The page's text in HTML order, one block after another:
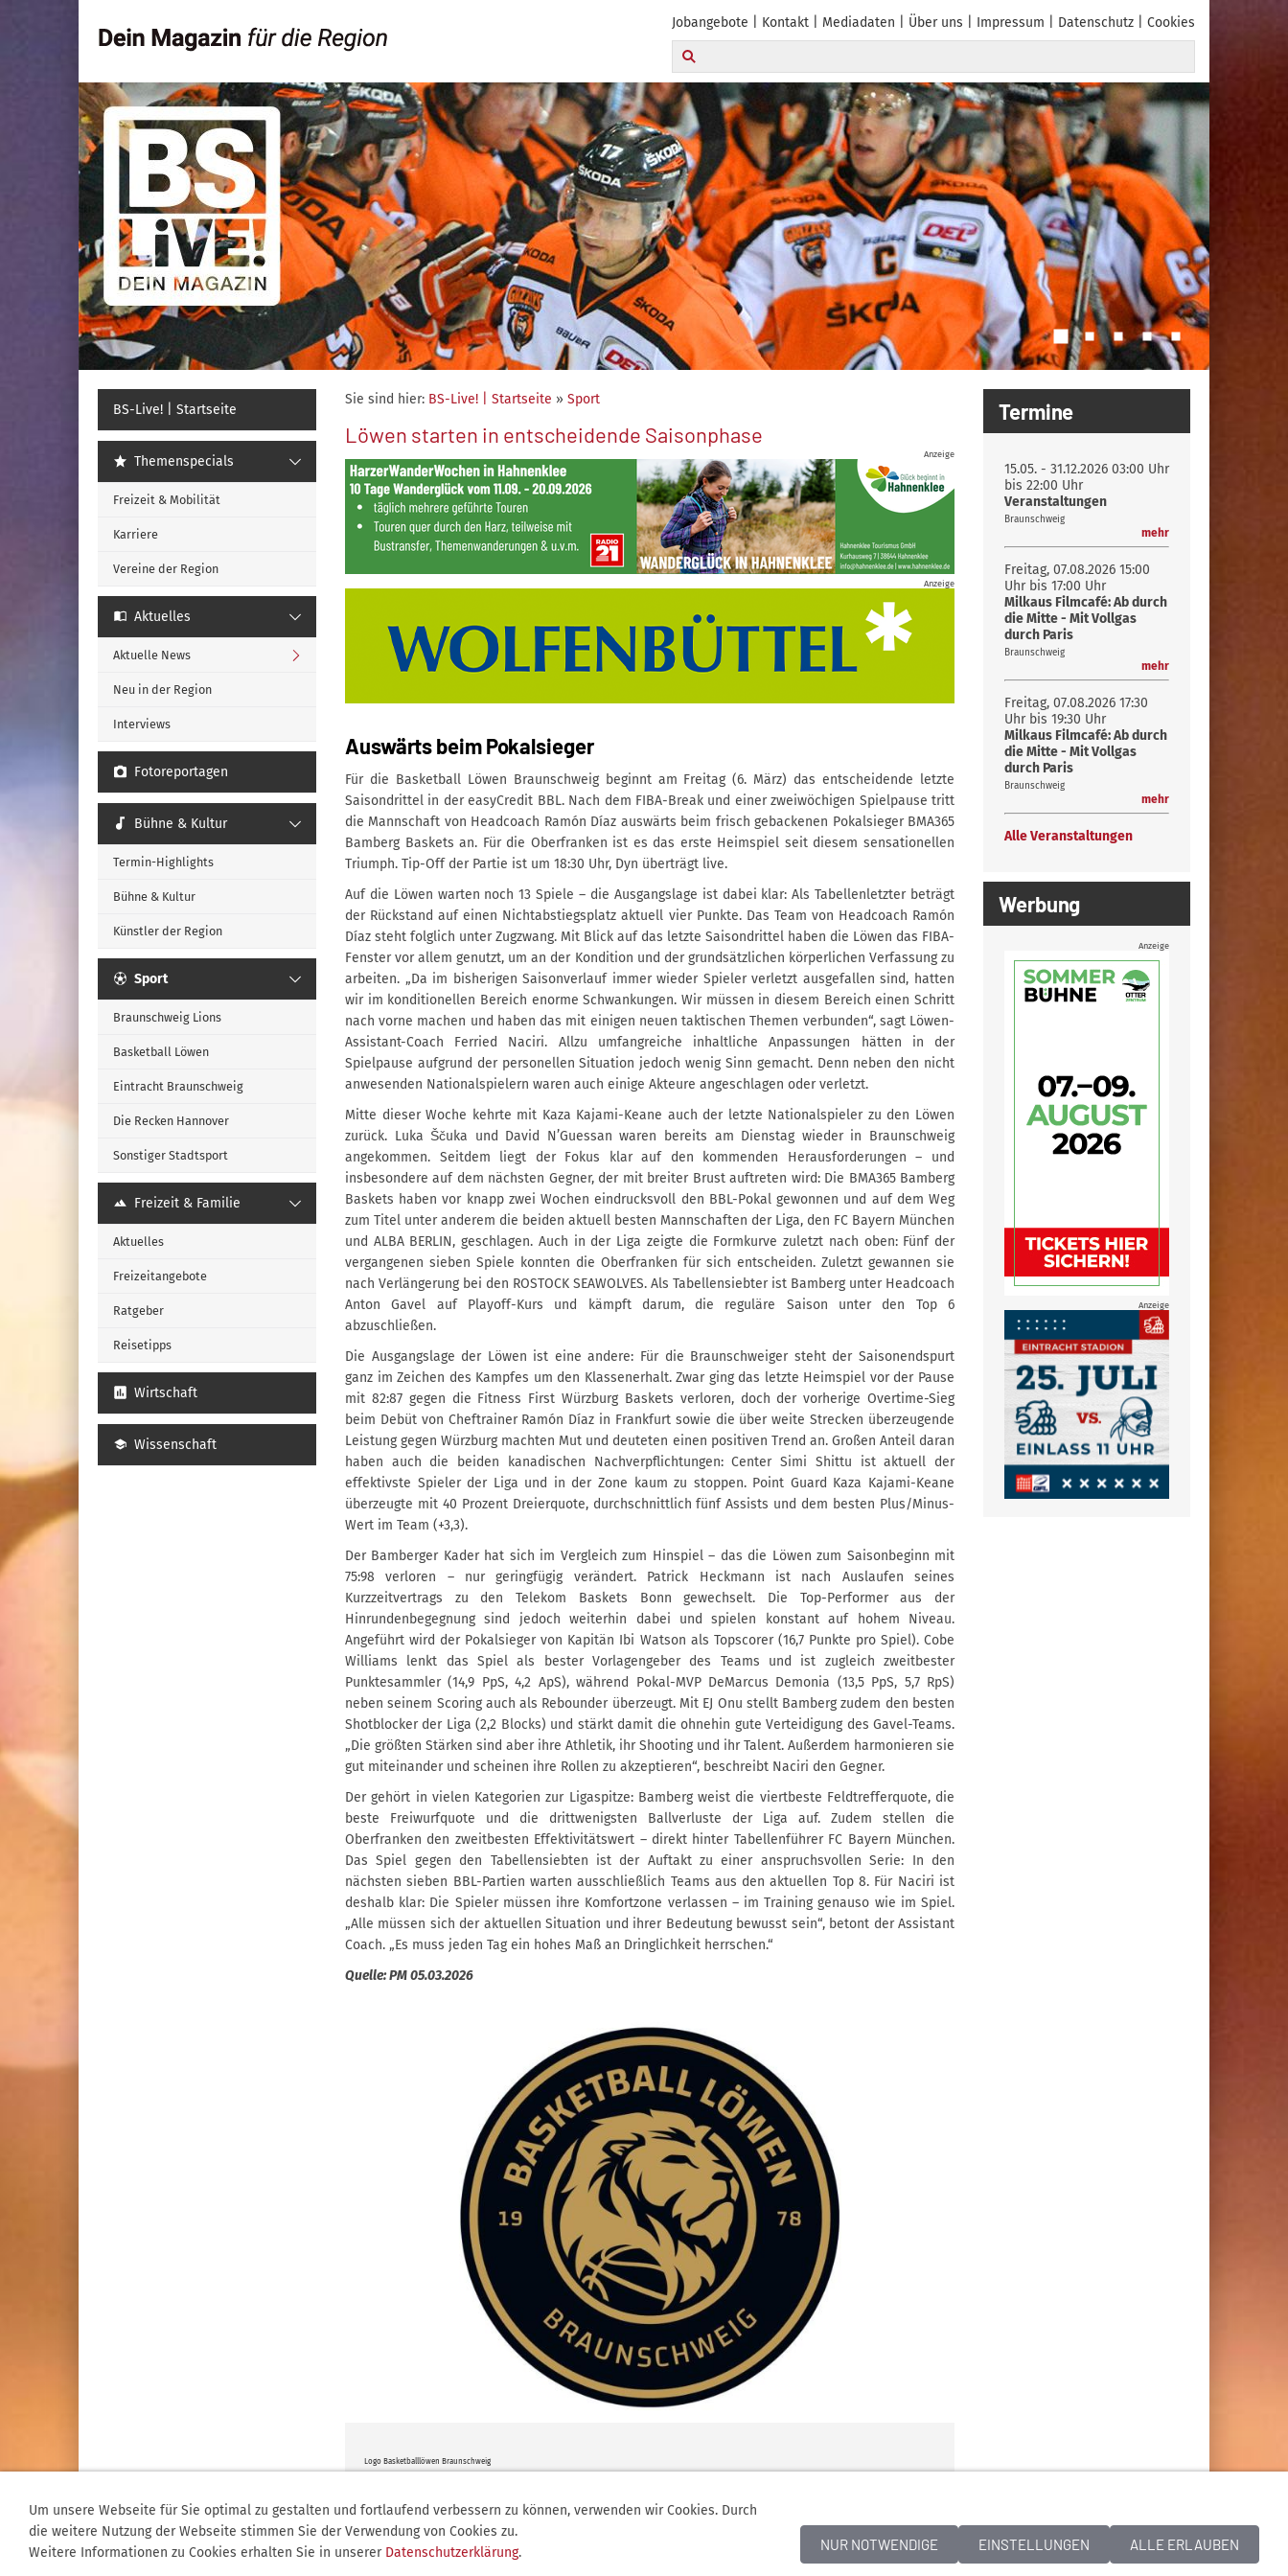
Jobangebote Kontakt Mediadaten Über uns Impressum Datenschutz Cookies
BS-Live! | Startseite
Themenspecials
Freizeit & Mobilität
Karriere
Vereine der Region
Aktuelles
Aktuelle News
Neu in der Region
Interviews
Fotoreportagen
Bühne & Kultur
Termin-Highlights
Bühne & Kultur
Künstler der Region
Sport
Braunschweig Lions
Basketball Löwen
Eintracht Braunschweig
Die Recken Hannover
Sonstiger Stadtsport
Freizeit & Familie
Aktuelles
Freizeitangebote
Ratgeber
Reisetipps
Wirtschaft
Wissenschaft
Sie sind hier: BS-Live! | Startseite » Sport
Löwen starten in entscheidende Saisonphase
Anzeige
Anzeige
Auswärts beim Pokalsieger
Für die Basketball Löwen Braunschweig beginnt am Freitag (6. März) das entscheidende letzte
Saisondrittel in der easyCredit BBL. Nach dem FIBA-Break und einer zweiwöchigen Spielpause tritt
die Mannschaft von Headcoach Ramón Díaz auswärts beim frisch gebackenen Pokalsieger BMA365
Bamberg Baskets an. Für die Oberfranken ist es das erste Heimspiel seit diesem sensationellen
Triumph. Tip-Off der Partie ist um 18:30 Uhr, Dyn überträgt live.
Auf die Löwen warten noch 13 Spiele – die Ausgangslage ist dabei klar: Als Tabellenletzter beträgt
der Rückstand auf einen Nichtabstiegsplatz aktuell vier Punkte. Das Team von Headcoach Ramón
Díaz steht folglich unter Zugzwang. Mit Blick auf das letzte Saisondrittel haben die Löwen das FIBA-
Fenster vor allem genutzt, um an der Kondition und der grundsätzlichen körperlichen Verfassung zu
arbeiten. „Da im bisherigen Saisonverlauf immer wieder Spieler verletzt ausgefallen sind, hatten
wir im konditionellen Bereich enorme Schwankungen. Wir müssen in diesem Bereich einen Schritt
nach vorne machen und haben das mit einigen neuen taktischen Themen verbunden“, sagt Löwen-
Assistant-Coach Ferried Naciri. Allzu umfangreiche inhaltliche Anpassungen hätten in der
Spielpause aufgrund der personellen Situation jedoch wenig Sinn gemacht. Denn neben den nicht
anwesenden Nationalspielern waren auch einige Akteure angeschlagen oder verletzt.
Mitte dieser Woche kehrte mit Kaza Kajami-Keane auch der letzte Nationalspieler zu den Löwen
zurück. Luka Ščuka und David N’Guessan waren bereits am Dienstag wieder in Braunschweig
angekommen. Seitdem liegt der Fokus klar auf den kommenden Herausforderungen – und
insbesondere auf dem nächsten Gegner, der mit breiter Brust auftreten wird: Die BMA365 Bamberg
Baskets haben vor knapp zwei Wochen eindrucksvoll den BBL-Pokal gewonnen und auf dem Weg
zum Titel unter anderem die beiden aktuell besten Mannschaften der Liga, den FC Bayern München
und ALBA BERLIN, geschlagen. Auch in der Liga zeigte die Formkurve zuletzt nach oben: Fünf der
vergangenen sieben Spiele konnten die Oberfranken für sich entscheiden. Zuletzt gewannen sie
nach Verlängerung bei den ROSTOCK SEAWOLVES. Als Tabellensiebter ist Bamberg unter Headcoach
Anton Gavel auf Playoff-Kurs und kämpft darum, die reguläre Saison unter den Top 6
abzuschließen.
Die Ausgangslage der Löwen ist eine andere: Für die Braunschweiger steht der Saisonendspurt
ganz im Zeichen des Kampfes um den Klassenerhalt. Zwar ging das letzte Heimspiel vor der Pause
mit 82:87 gegen die Fitness First Würzburg Baskets verloren, doch der vorherige Overtime-Sieg
beim Debüt von Cheftrainer Ramón Díaz in Frankfurt sowie die über weite Strecken überzeugende
Leistung gegen Würzburg machten Mut und deuteten einen positiven Trend an. Großen Anteil daran
haben auch die beiden kanadischen Nachverpflichtungen: Center Simi Shittu ist aktuell der
effektivste Spieler der Liga und in der Zone kaum zu stoppen. Point Guard Kaza Kajami-Keane
überzeugte mit 40 Prozent Dreierquote, durchschnittlich fünf Assists und dem besten Plus/Minus-
Wert im Team (+3,3).
Der Bamberger Kader hat sich im Vergleich zum Hinspiel – das die Löwen zum Saisonbeginn mit
75:98 verloren – nur geringfügig verändert. Patrick Heckmann ist nach Auslaufen seines
Kurzzeitvertrags zu den Telekom Baskets Bonn gewechselt. Die Top-Performer aus der
Hinrundenbegegnung sind jedoch weiterhin dabei und spielen konstant auf hohem Niveau.
Angeführt wird der Pokalsieger von Kapitän Ibi Watson als Topscorer (16,7 Punkte pro Spiel). Cobe
Williams lenkt das Spiel als bester Vorlagengeber des Teams und ist zugleich zweitbester
Punktesammler (14,9 PpS, 4,2 ApS), während Pokal-MVP DeMarcus Demonia (13,5 PpS, 5,7 RpS)
neben seinem Scoring auch als Rebounder überzeugt. Mit EJ Onu stellt Bamberg zudem den besten
Shotblocker der Liga (2,2 Blocks) und stärkt damit die ohnehin gute Verteidigung des Gavel-Teams.
„Die größten Stärken sind aber ihre Athletik, ihr Shooting und ihr Talent. Außerdem harmonieren sie
gut miteinander und scheinen ihre Rollen zu akzeptieren“, beschreibt Naciri den Gegner.
Der gehört in vielen Kategorien zur Ligaspitze: Bamberg weist die viertbeste Feldtrefferquote, die
beste Freiwurfquote und die drittwenigsten Ballverluste der Liga auf. Zudem stellen die
Oberfranken den zweitbesten Effektivitätswert – direkt hinter Tabellenführer FC Bayern München.
Das Spiel gegen den Tabellensiebten ist der Auftakt zu einer anspruchsvollen Serie: In den
nächsten sieben BBL-Partien warten ausschließlich Teams aus den aktuellen Top 8. Für Naciri ist
deshalb klar: Die Spieler müssen ihre Komfortzone verlassen – im Training genauso wie im Spiel.
„Alle müssen sich der aktuellen Situation und ihrer Bedeutung bewusst sein“, betont der Assistant
Coach. „Es muss jeden Tag ein hohes Maß an Dringlichkeit herrschen.“
Quelle: PM 05.03.2026
Logo Basketballlöwen Braunschweig
Termine
15.05. - 31.12.2026 03:00 Uhr
bis 22:00 Uhr
Veranstaltungen
Braunschweig
mehr
Freitag, 07.08.2026 15:00
Uhr bis 17:00 Uhr
Milkaus Filmcafé: Ab durch
die Mitte - Mit Vollgas
durch Paris
Braunschweig
mehr
Freitag, 07.08.2026 17:30
Uhr bis 19:30 Uhr
Milkaus Filmcafé: Ab durch
die Mitte - Mit Vollgas
durch Paris
Braunschweig
mehr
Alle Veranstaltungen
Werbung
Anzeige
Anzeige
© 2003-2026 BS-Live! | Dein Magazin für die Region
Um unsere Webseite für Sie optimal zu gestalten und fortlaufend verbessern zu können, verwenden wir Cookies. Durch
die weitere Nutzung der Webseite stimmen Sie der Verwendung von Cookies zu.
Weitere Informationen zu Cookies erhalten Sie in unserer Datenschutzerklärung. NUR NOTWENDIGE EINSTELLUNGEN ALLE ERLAUBEN